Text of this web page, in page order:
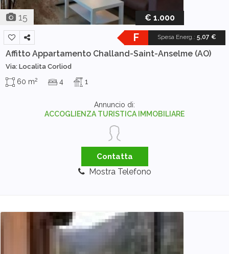
15 € 1.000
Spesa Energ.: 5,07 €
F
Affitto Appartamento Challand-Saint-Anselme (AO)
Via: Localita Corliod
60 m2 4 1
Annuncio di:
ACCOGLIENZA TURISTICA IMMOBILIARE
Contatta
Mostra Telefono